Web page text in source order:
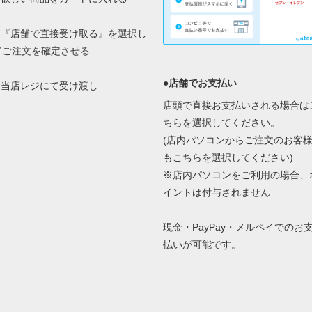
店舗で直接受け取る』を選択し
ご注文を確定させる
店レジにて受け渡し
●店舗でお支払い
店頭で直接お支払いされる場合は
ちらを選択してください。
(店内パソコンからご注文のお客様
もこちらを選択してください)
※店内パソコンをご利用の場合、
イントは付与されません
現金・PayPay・メルペイでのお
払いが可能です。